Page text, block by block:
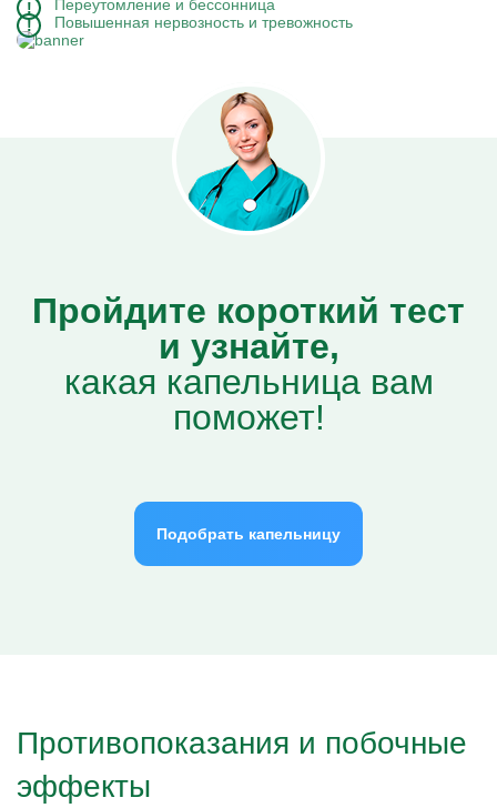
Переутомление и бессонница
Повышенная нервозность и тревожность
Пройдите короткий тест
и узнайте,
какая капельница вам
поможет!
Подобрать капельницу
Противопоказания и побочные
эффекты